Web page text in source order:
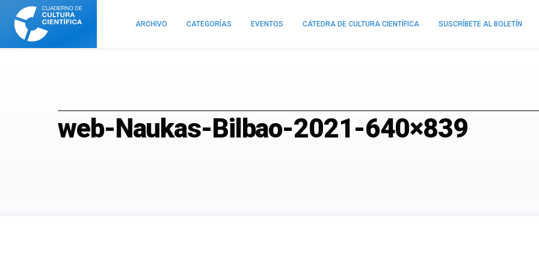
Cuaderno
Cultura
Científica
ARCHIVO CATEGORÍAS EVENTOS CÁTEDRA DE CULTURA CIENTÍFICA SUSCRÍBETE AL BOLETÍN
web-Naukas-Bilbao-2021-640×839